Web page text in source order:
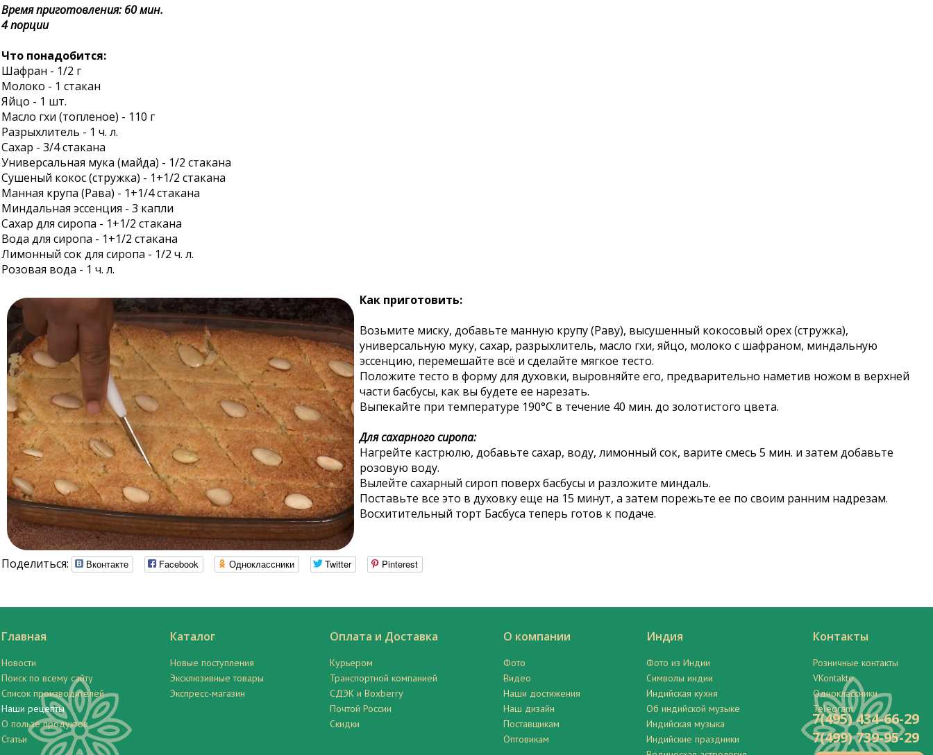
Время приготовления: 60 мин.
4 порции
Что понадобится:
Шафран - 1/2 г
Молоко - 1 стакан
Яйцо - 1 шт.
Масло гхи (топленое) - 110 г
Разрыхлитель - 1 ч. л.
Сахар - 3/4 стакана
Универсальная мука (майда) - 1/2 стакана
Сушеный кокос (стружка) - 1+1/2 стакана
Манная крупа (Рава) - 1+1/4 стакана
Миндальная эссенция - 3 капли
Сахар для сиропа - 1+1/2 стакана
Вода для сиропа - 1+1/2 стакана
Лимонный сок для сиропа - 1/2 ч. л.
Розовая вода - 1 ч. л.
Как приготовить:
Возьмите миску, добавьте манную крупу (Раву), высушенный кокосовый орех (стружка),
универсальную муку, сахар, разрыхлитель, масло гхи, яйцо, молоко с шафраном, миндальную
эссенцию, перемешайте всё и сделайте мягкое тесто.
Положите тесто в форму для духовки, выровняйте его, предварительно наметив ножом в верхней
части басбусы, как вы будете ее нарезать.
Выпекайте при температуре 190°С в течение 40 мин. до золотистого цвета.
Для сахарного сиропа:
Нагрейте кастрюлю, добавьте сахар, воду, лимонный сок, варите смесь 5 мин. и затем добавьте
розовую воду.
Вылейте сахарный сироп поверх басбусы и разложите миндаль.
Поставьте все это в духовку еще на 15 минут, а затем порежьте ее по своим ранним надрезам.
Восхитительный торт Басбуса теперь готов к подаче.
Поделиться: Вконтакте Facebook Одноклассники Twitter Pinterest
Главная
Новости
Поиск по всему сайту
Список производителей
Наши рецепты
О пользе продуктов
Статьи
Каталог
Новые поступления
Эксклюзивные товары
Экспресс-магазин
Оплата и Доставка
Курьером
Транспортной компанией
СДЭК и Boxberry
Почтой России
Скидки
О компании
Фото
Видео
Наши достижения
Наш дизайн
Поставщикам
Оптовикам
Индия
Фото из Индии
Символы индии
Индийская кухня
Об индийской музыке
Индийская музыка
Индийские праздники
Контакты
Розничные контакты
VKontakte
Одноклассники
Telegram
7(495) 434-66-29
7(499) 739-95-29